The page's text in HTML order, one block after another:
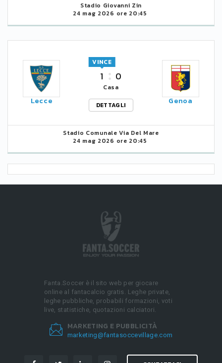
Stadio Giovanni Zin
24 mag 2026 ore 20:45
Lecce
1
VINCE
0
Casa
DETTAGLI
Genoa
Stadio Comunale Via Del Mare
24 mag 2026 ore 20:45
Fanta.Soccer è il sito web per giocare
online al fantacalcio gratis. Leghe private,
leghe pubbliche, probabili formazioni, voti
live, statistiche, quotazioni calciatori.
MARKETING E PUBBLICITÀ
marketing@fantasoccevillage.com